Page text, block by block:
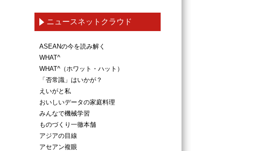
ニュースネットクラウド
ASEANの今を読み解く
WHAT^
WHAT^（ホワット・ハット）
「否常識」はいかが？
えいがと私
おいしいデータの家庭料理
みんなで機械学習
ものづくり一徹本舗
アジアの目線
アセアン複眼